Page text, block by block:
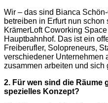
Wir – das sind Bianca
betreiben in Erfurt nun
KrämerLoft Coworking
Hauptbahnhof. Das ist ein
Freiberufler, Solopreneurs,
verschiedener Unternehmen
zusammen arbeiten und sich
2. Für wen sind die Räume
spezielles Konzept?